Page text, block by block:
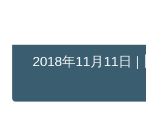
2018年11月11日 |